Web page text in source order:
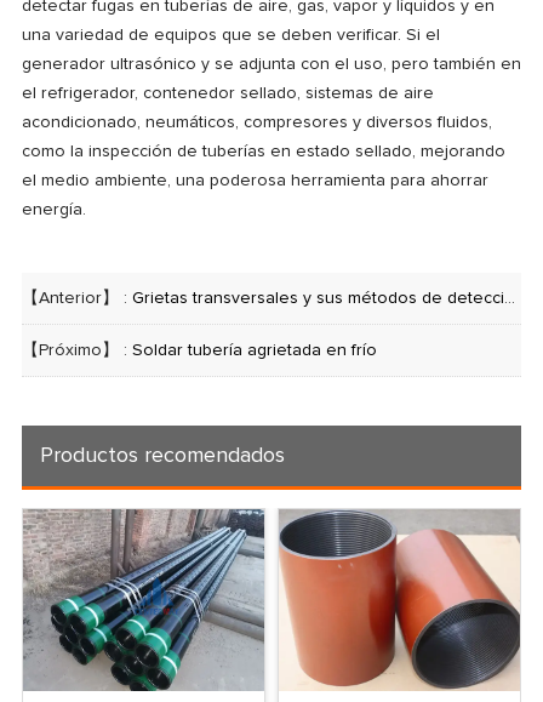
detectar fugas en tuberías de aire, gas, vapor y líquidos y en
una variedad de equipos que se deben verificar. Si el
generador ultrasónico y se adjunta con el uso, pero también en
el refrigerador, contenedor sellado, sistemas de aire
acondicionado, neumáticos, compresores y diversos fluidos,
como la inspección de tuberías en estado sellado, mejorando
el medio ambiente, una poderosa herramienta para ahorrar
energía.
【Anterior】 : Grietas transversales y sus métodos de detección.
【Próximo】 : Soldar tubería agrietada en frío
Productos recomendados